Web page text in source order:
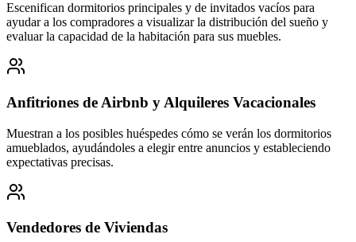
Escenifican dormitorios principales y de invitados vacíos para
ayudar a los compradores a visualizar la distribución del sueño y
evaluar la capacidad de la habitación para sus muebles.
Anfitriones de Airbnb y Alquileres Vacacionales
Muestran a los posibles huéspedes cómo se verán los dormitorios
amueblados, ayudándoles a elegir entre anuncios y estableciendo
expectativas precisas.
Vendedores de Viviendas